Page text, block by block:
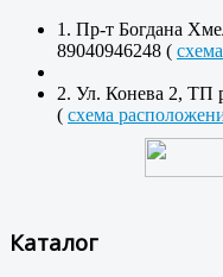
1. Пр-т Богдана
89040946248 (
2. Ул. Конева 2, ТП
( схема
Каталог